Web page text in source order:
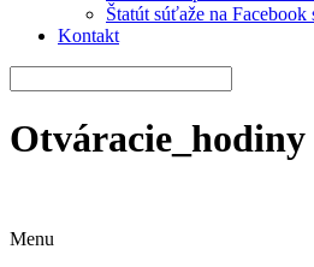
Štatút súťaže na
Kontakt
Otváracie_hodiny
Menu